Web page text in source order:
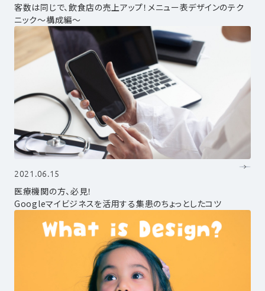
客数は同じで、飲食店の売上アップ！メニュー表デザインのテク
ニック～構成編～
2021.06.15
医療機関の方、必見！
Googleマイビジネスを活用する集患のちょっとしたコツ